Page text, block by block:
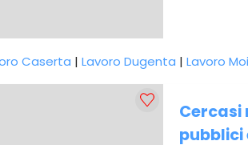
Caserta | Lavoro Dugenta | Lavoro
Cercasi
pubblici